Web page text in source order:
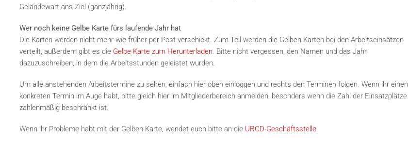
Geländewart ans Ziel (ganzjährig).
Wer noch keine Gelbe Karte fürs laufende Jahr hat
Die Karten werden nicht mehr wie früher per Post verschickt. Zum Teil werden die Gelben Karten bei den Arbeitseinsätzen
verteilt, außerdem gibt es die Gelbe Karte zum Herunterladen. Bitte nicht vergessen, den Namen und das Jahr
dazuzuschreiben, in dem die Arbeitsstunden geleistet wurden.
Um alle anstehenden Arbeitstermine zu sehen, einfach hier oben einloggen und rechts den Terminen folgen. Wenn ihr einen
konkreten Termin im Auge habt, bitte gleich hier im Mitgliederbereich anmelden, besonders wenn die Zahl der Einsatzplätze
zahlenmäßig beschränkt ist.
Wenn ihr Probleme habt mit der Gelben Karte, wendet euch bitte an die URCD-Geschäftsstelle.